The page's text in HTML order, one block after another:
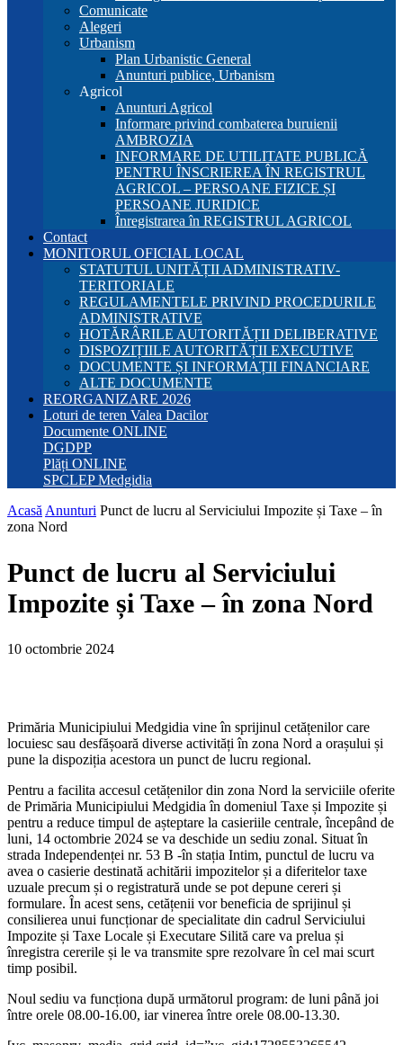
Comunicate
Alegeri
Urbanism
Plan Urbanistic General
Anunturi publice, Urbanism
Agricol
Anunturi Agricol
Informare privind combaterea buruienii
AMBROZIA
INFORMARE DE UTILITATE PUBLICĂ
PENTRU ÎNSCRIEREA ÎN REGISTRUL
AGRICOL – PERSOANE FIZICE ȘI
PERSOANE JURIDICE
Înregistrarea în REGISTRUL AGRICOL
Contact
MONITORUL OFICIAL LOCAL
STATUTUL UNITĂȚII ADMINISTRATIV-
TERITORIALE
REGULAMENTELE PRIVIND PROCEDURILE
ADMINISTRATIVE
HOTĂRÂRILE AUTORITĂȚII DELIBERATIVE
DISPOZIȚIILE AUTORITĂȚII EXECUTIVE
DOCUMENTE ȘI INFORMAȚII FINANCIARE
ALTE DOCUMENTE
REORGANIZARE 2026
Loturi de teren Valea Dacilor
Documente ONLINE
DGDPP
Plăți ONLINE
SPCLEP Medgidia
Acasă Anunturi Punct de lucru al Serviciului Impozite și Taxe – în
zona Nord
Punct de lucru al Serviciului
Impozite și Taxe – în zona Nord
10 octombrie 2024
Primăria Municipiului Medgidia vine în sprijinul cetățenilor care
locuiesc sau desfășoară diverse activități în zona Nord a orașului și
pune la dispoziția acestora un punct de lucru regional.
Pentru a facilita accesul cetățenilor din zona Nord la serviciile oferite
de Primăria Municipiului Medgidia în domeniul Taxe și Impozite și
pentru a reduce timpul de așteptare la casieriile centrale, începând de
luni, 14 octombrie 2024 se va deschide un sediu zonal. Situat în
strada Independenței nr. 53 B -în stația Intim, punctul de lucru va
avea o casierie destinată achitării impozitelor și a diferitelor taxe
uzuale precum și o registratură unde se pot depune cereri și
formulare. În acest sens, cetățenii vor beneficia de sprijinul și
consilierea unui funcționar de specialitate din cadrul Serviciului
Impozite și Taxe Locale și Executare Silită care va prelua și
înregistra cererile și le va transmite spre rezolvare în cel mai scurt
timp posibil.
Noul sediu va funcționa după următorul program: de luni până joi
între orele 08.00-16.00, iar vinerea între orele 08.00-13.30.